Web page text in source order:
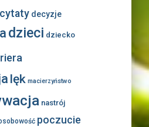
cytaty decyzje
dzieci dziecko
lęk macierzyństwo
nastrój
poczucie